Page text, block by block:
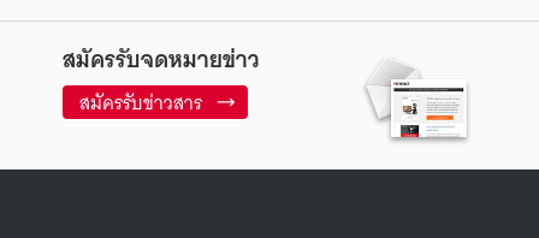
สมัครรับจดหมายข่าว
สมัครรับข่าวสาร